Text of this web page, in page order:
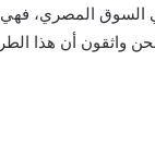
المصري،
واثقون أن هذا